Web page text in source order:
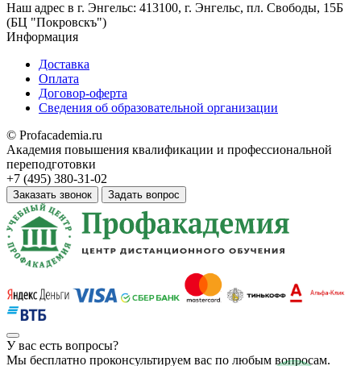
Наш адрес в г. Энгельс: 413100, г. Энгельс, пл. Свободы, 15Б
(БЦ "Покровскъ")
Информация
Доставка
Оплата
Договор-оферта
Сведения об образовательной организации
© Profacademia.ru
Академия повышения квалификации и профессиональной
переподготовки
+7 (495) 380-31-02
Заказать звонок Задать вопрос
У вас есть вопросы?
Мы бесплатно проконсультируем вас по любым вопросам.